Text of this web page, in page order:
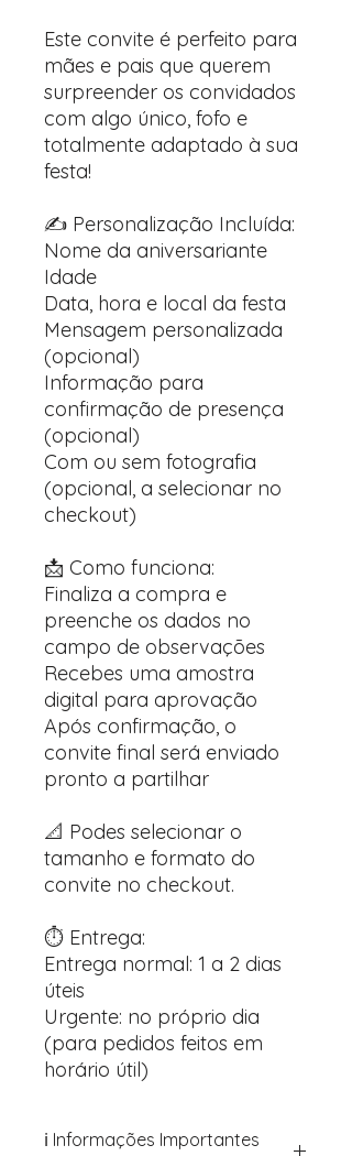
Este convite é perfeito para
mães e pais que querem
surpreender os convidados
com algo único, fofo e
totalmente adaptado à sua
festa!
✍️ Personalização Incluída:
Nome da aniversariante
Idade
Data, hora e local da festa
Mensagem personalizada
(opcional)
Informação para
confirmação de presença
(opcional)
Com ou sem fotografia
(opcional, a selecionar no
checkout)
📩 Como funciona:
Finaliza a compra e
preenche os dados no
campo de observações
Recebes uma amostra
digital para aprovação
Após confirmação, o
convite final será enviado
pronto a partilhar
📐 Podes selecionar o
tamanho e formato do
convite no checkout.
⏱️ Entrega:
Entrega normal: 1 a 2 dias
úteis
Urgente: no próprio dia
(para pedidos feitos em
horário útil)
ℹ️ Informações Importantes